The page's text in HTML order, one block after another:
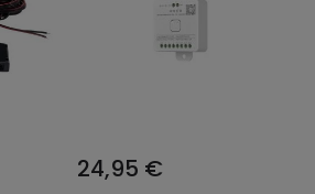
24,95 €